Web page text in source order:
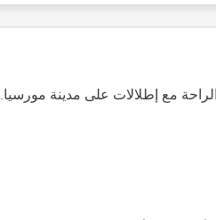
مع إطلالات على مدينة مورسيا.